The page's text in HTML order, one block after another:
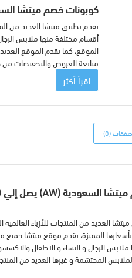
كوبونات خصم ميتشا السعودية
يقدم تطبيق ميتشا العديد من
أقسام مختلفة منها ملابس
متابعة العروض والتخفيضات
اقرأ أكثر
صفقات (0)
العديد من المنتجات للأزياء
بأسعارها المميزة، يقدم موقع ميتشا جميع
الرجال و النساء و الاطفال
المحتشمة و غيرها العديد من